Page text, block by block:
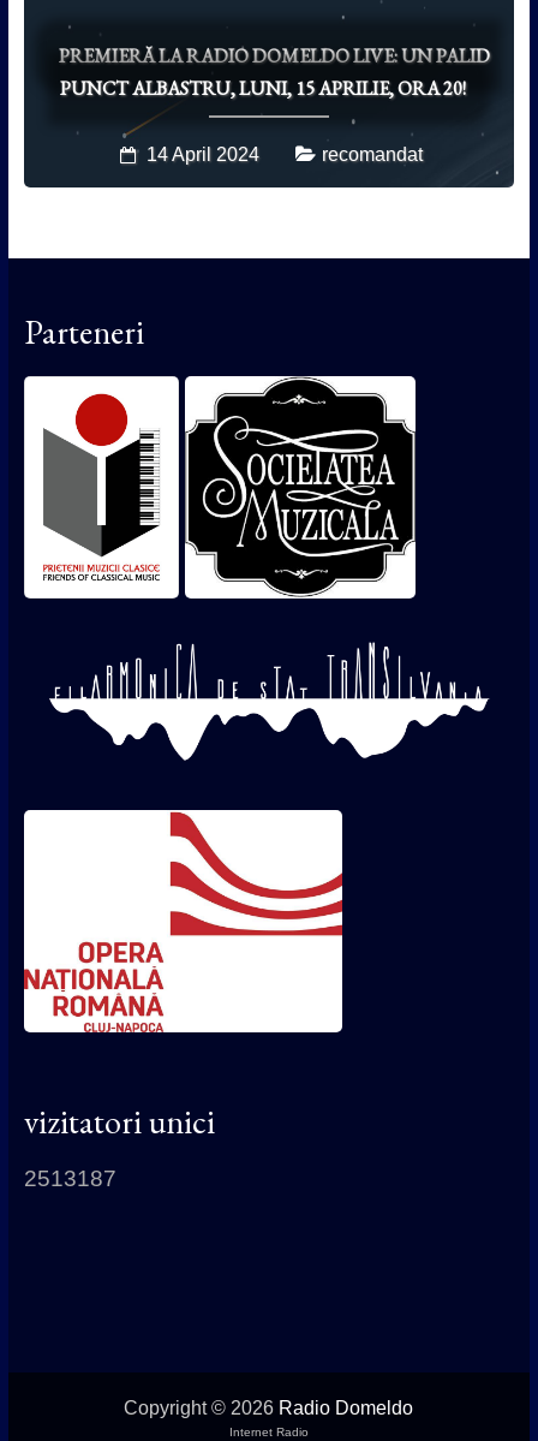
PREMIERĂ LA RADIO DOMELDO LIVE: UN PALID
PUNCT ALBASTRU, LUNI, 15 APRILIE, ORA 20!
14 April 2024 recomandat
Parteneri
vizitatori unici
2513187
Copyright © 2026 Radio Domeldo
Internet Radio